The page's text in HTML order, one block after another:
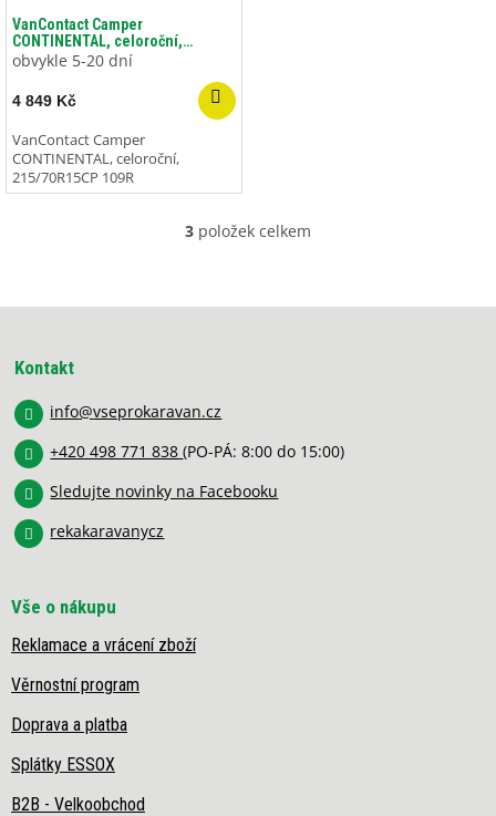
VanContact Camper
CONTINENTAL, celoroční,
215/70R15CP 109R
obvykle 5-20 dní
4 849 Kč
VanContact Camper
CONTINENTAL, celoroční,
215/70R15CP 109R
O
á
v
y
3 položek celkem
Kontakt
info@vseprokaravan.cz
+420 498 771 838(PO-PÁ: 8:00 do 15:00)
Sledujte novinky na Facebooku
rekakaravanycz
Vše o nákupu
Reklamace a vrácení zboží
Věrnostní program
Doprava a platba
Splátky ESSOX
B2B - Velkoobchod